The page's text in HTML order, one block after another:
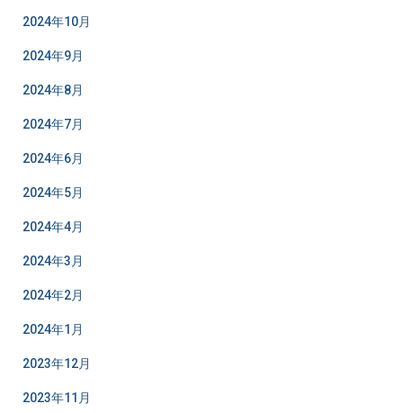
2024年10月
2024年9月
2024年8月
2024年7月
2024年6月
2024年5月
2024年4月
2024年3月
2024年2月
2024年1月
2023年12月
2023年11月